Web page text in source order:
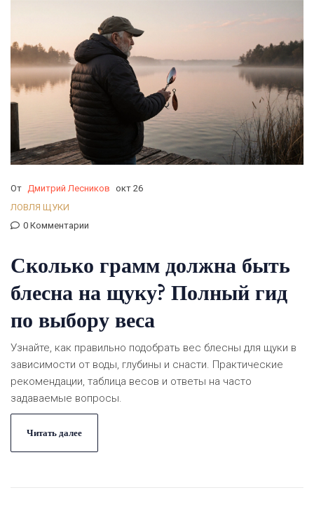
От Дмитрий Лесников окт 26
ЛОВЛЯ ЩУКИ
0 Комментарии
Сколько грамм должна быть
блесна на щуку? Полный гид
по выбору веса
Узнайте, как правильно подобрать вес блесны для щуки в
зависимости от воды, глубины и снасти. Практические
рекомендации, таблица весов и ответы на часто
задаваемые вопросы.
Читать далее